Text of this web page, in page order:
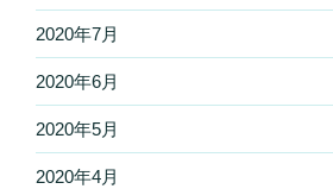
2020年7月
2020年6月
2020年5月
2020年4月